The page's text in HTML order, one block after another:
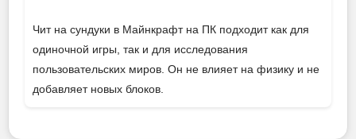
Чит на сундуки в Майнкрафт на ПК подходит как для
одиночной игры, так и для исследования
пользовательских миров. Он не влияет на физику и не
добавляет новых блоков.